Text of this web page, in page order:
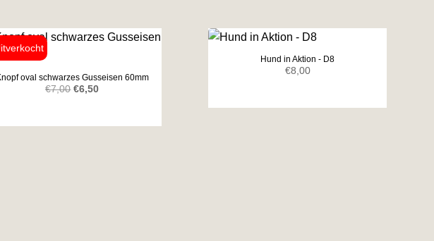
oval schwarzes Gusseisen 60mm
€7,00 Ursprünglicher
war:
€6,50Aktueller
ist:
Hund in Aktion - D8
€8,00